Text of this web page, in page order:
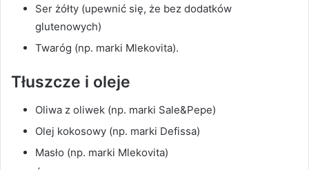
Ser żółty (upewnić się, że bez dodatków
glutenowych)
Twaróg (np. marki Mlekovita).
Tłuszcze i oleje
Oliwa z oliwek (np. marki Sale&Pepe)
Olej kokosowy (np. marki Defissa)
Masło (np. marki Mlekovita)